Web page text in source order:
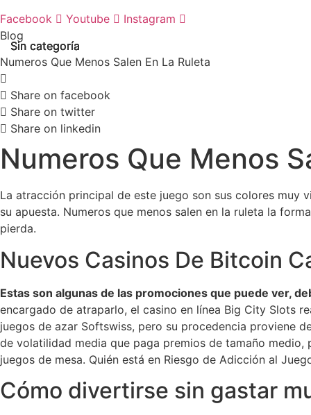
Facebook Youtube Instagram
Sin categoría
Sin categoría
Sin categoría
Sin categoría
Sin categoría
Blog
Numeros Que Menos Salen En La Ruleta
Share on facebook
Share on twitter
Share on linkedin
Numeros Que Menos
La atracción principal de este juego son sus colores muy
su apuesta. Numeros que menos salen en la ruleta la
pierda.
Nuevos Casinos De Bitcoin
Estas son algunas de las promociones que puede ver,
encargado de atraparlo, el casino en línea Big City Slots
juegos de azar Softswiss, pero su procedencia proviene
de volatilidad media que paga premios de tamaño
juegos de mesa. Quién está en Riesgo de Adicción al
Cómo divertirse sin gastar